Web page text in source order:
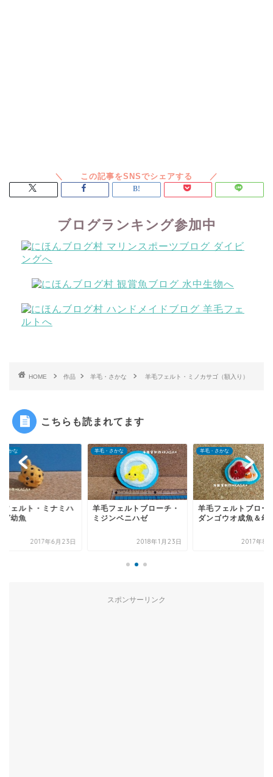
ブログランキング参加中
HOME 作品 羊毛・さかな 羊毛フェルト・ミノカサゴ（額入り）
こちらも読まれてます
さかな
フェルトブローチ・
ベニハゼ
2018年1月23日
羊毛・さかな
羊毛フェルトブローチ・
ダンゴウオ成魚＆幼魚
2017年8月24日
羊毛・さかな
羊毛フェルト・ミナ
コフグ幼魚
2017年6
スポンサーリンク